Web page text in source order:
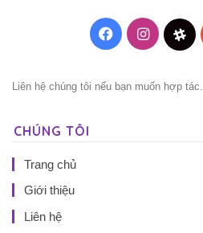
Facebook
Liên hệ chúng tôi nếu bạn muốn hợp tác.
CHÚNG TÔI
Trang chủ
Giới thiệu
Liên hệ